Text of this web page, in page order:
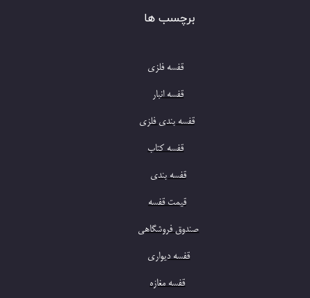
​​​​​​​​قفسه انبار
​​​​​​​​​قفسه کتاب
​قفسه بندی فلزی
​قیمت قفسه
​​قفسه بندی
​​صندوق فروشگاهی
​قفسه مغازه
​قفسه دیواری
برچسب ها
​قفسه فلزی